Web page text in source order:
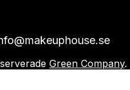
Green Company.